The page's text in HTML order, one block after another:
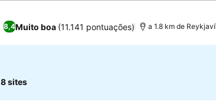
8,4Muito boa (11.141 pontuações) a 1.8 km de
8 sites